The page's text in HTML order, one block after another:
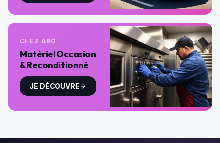
CHEZ ARO
Matériel Occasion
& Reconditionné
JE DÉCOUVRE